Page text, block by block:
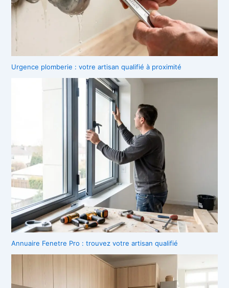
Urgence plomberie : votre artisan qualifié à proximité
Annuaire Fenetre Pro : trouvez votre artisan qualifié